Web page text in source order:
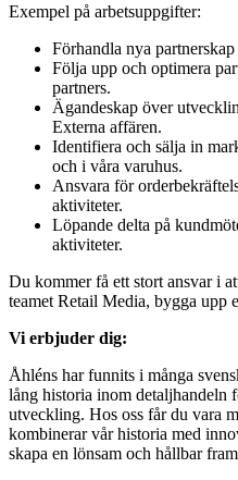
Exempel på arbetsuppgifter:
Förhandla nya
Följa upp och optimera
partners.
Ägandeskap över
Externa affären.
Identifiera och sälja in
och i våra varuhus.
Ansvara för
aktiviteter.
Löpande delta på
aktiviteter.
Du kommer få ett stort ansvar i
teamet Retail Media, bygga upp
Vi erbjuder dig:
Åhléns har funnits i många
lång historia inom detaljhandeln
utveckling. Hos oss får du vara
kombinerar vår historia med
skapa en lönsam och hållbar